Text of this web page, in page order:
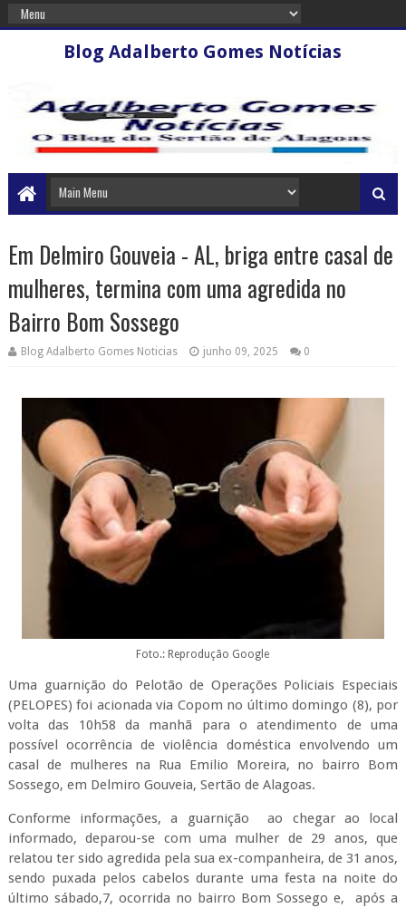
Blog Adalberto Gomes Notícias
Em Delmiro Gouveia - AL, briga entre casal de
mulheres, termina com uma agredida no
Bairro Bom Sossego
Blog Adalberto Gomes Noticias junho 09, 2025 0
Foto.: Reprodução Google
Uma guarnição do Pelotão de Operações Policiais Especiais
(PELOPES) foi acionada via Copom no último domingo (8), por
volta das 10h58 da manhã para o atendimento de uma
possível ocorrência de violência doméstica envolvendo um
casal de mulheres na Rua Emilio Moreira, no bairro Bom
Sossego, em Delmiro Gouveia, Sertão de Alagoas.
Conforme informações, a guarnição
ao chegar ao local
informado, deparou-se com uma mulher de 29 anos, que
relatou ter sido agredida pela sua ex-companheira, de 31 anos,
sendo puxada pelos cabelos durante uma festa na noite do
último sábado,7, ocorrida no bairro Bom Sossego e,
após a